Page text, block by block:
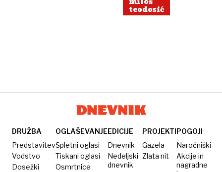
teodosić
DRUŽBA
Predstavitev
Vodstvo
Dosežki
OGLAŠEVANJE
Spletni oglasi
Tiskani oglasi
Osmrtnice
EDICIJE
Dnevnik
Nedeljski
dnevnik
PROJEKTI
Gazela
Zlata nit
POGOJI
Naročniški
Akcije in
nagradne